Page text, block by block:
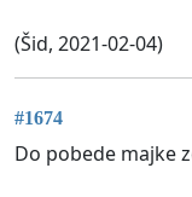
(Šid, 2021-02-04)
#1674
Do pobede majke